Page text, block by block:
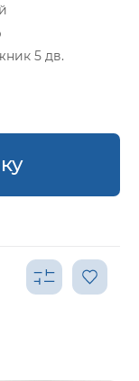
5 дв.